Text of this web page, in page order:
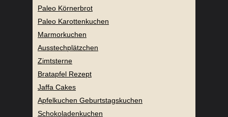
Paleo Körnerbrot
Paleo Karottenkuchen
Marmorkuchen
Ausstechplätzchen
Zimtsterne
Bratapfel Rezept
Jaffa Cakes
Apfelkuchen Geburtstagskuchen
Schokoladenkuchen